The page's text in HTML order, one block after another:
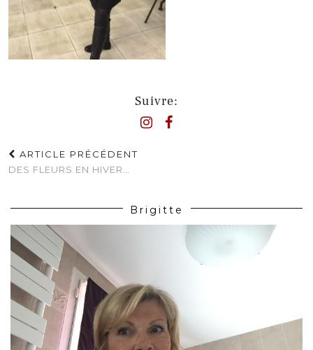
Suivre:
ARTICLE PRÉCÉDENT
DES FLEURS EN HIVER…
Brigitte